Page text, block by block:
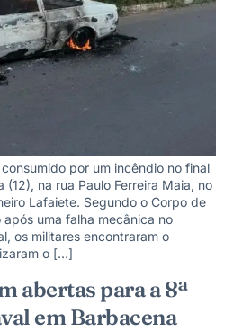
por um incêndio no final
na rua Paulo Ferreira Maia, no
Lafaiete. Segundo o Corpo de
uma falha mecânica no
os militares encontraram o
o […]
abertas para a 8ª
em Barbacena